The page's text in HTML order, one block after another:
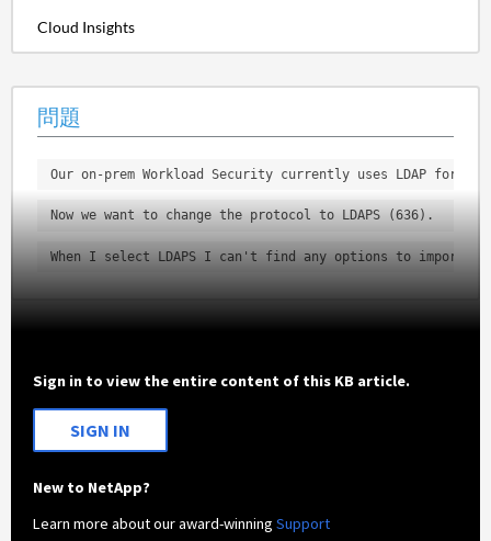
Cloud Insights
問題
Our on-prem Workload Security currently uses LDAP for
Now we want to change the protocol to LDAPS (636).
When I select LDAPS I can't find any options to import/
Sign in to view the entire content of this KB article.
SIGN IN
New to NetApp?
Learn more about our award-winningSupport